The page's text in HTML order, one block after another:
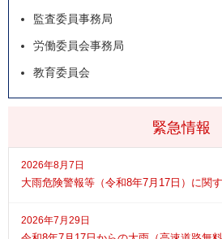
緊急情報
2026年8月7日
大雨危険警報等（令和8年7月17日）に関
2026年7月29日
監査委員事務局
労働委員会事務局
教育委員会